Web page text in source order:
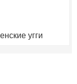
угги